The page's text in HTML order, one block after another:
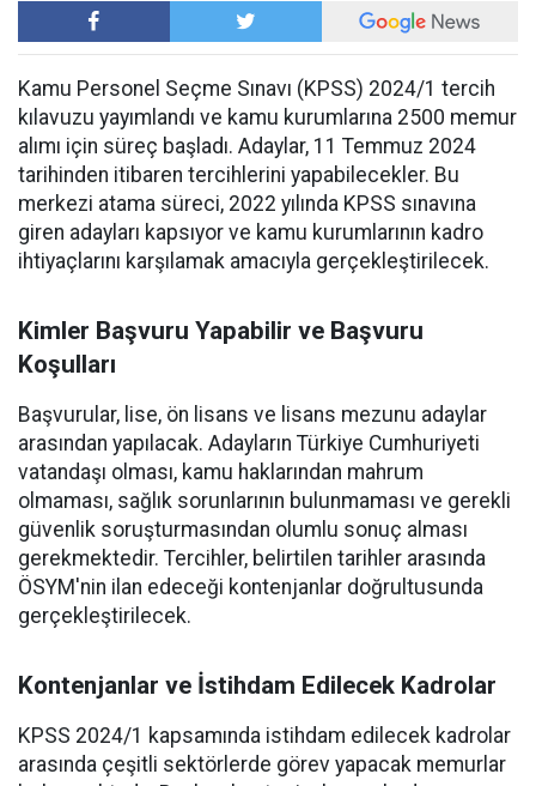
Kamu Personel Seçme Sınavı (KPSS) 2024/1 tercih
kılavuzu yayımlandı ve kamu kurumlarına 2500 memur
alımı için süreç başladı. Adaylar, 11 Temmuz 2024
tarihinden itibaren tercihlerini yapabilecekler. Bu
merkezi atama süreci, 2022 yılında KPSS sınavına
giren adayları kapsıyor ve kamu kurumlarının kadro
ihtiyaçlarını karşılamak amacıyla gerçekleştirilecek.
Kimler Başvuru Yapabilir ve Başvuru
Koşulları
Başvurular, lise, ön lisans ve lisans mezunu adaylar
arasından yapılacak. Adayların Türkiye Cumhuriyeti
vatandaşı olması, kamu haklarından mahrum
olmaması, sağlık sorunlarının bulunmaması ve gerekli
güvenlik soruşturmasından olumlu sonuç alması
gerekmektedir. Tercihler, belirtilen tarihler arasında
ÖSYM'nin ilan edeceği kontenjanlar doğrultusunda
gerçekleştirilecek.
Kontenjanlar ve İstihdam Edilecek Kadrolar
KPSS 2024/1 kapsamında istihdam edilecek kadrolar
arasında çeşitli sektörlerde görev yapacak memurlar